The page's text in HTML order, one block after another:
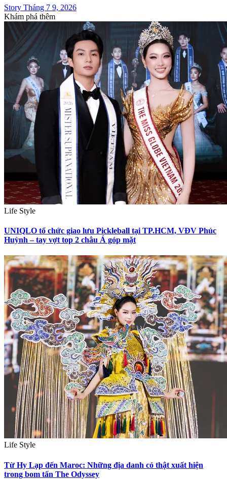
Story Tháng 7 9, 2026
Khám phá thêm
Life Style
UNIQLO tổ chức giao lưu Pickleball tại TP.HCM, VĐV Phúc
Huỳnh – tay vợt top 2 châu Á góp mặt
Life Style
Từ Hy Lạp đến Maroc: Những địa danh có thật xuất hiện
trong bom tấn The Odyssey